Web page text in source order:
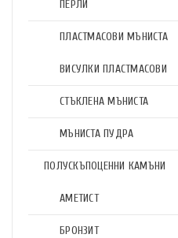
ПЕРЛИ
ПЛАСТМАСОВИ МЪНИСТА
ВИСУЛКИ ПЛАСТМАСОВИ
СТЪКЛЕНА МЪНИСТА
МЪНИСТА ПУДРА
ПОЛУСКЪПОЦЕННИ КАМЪНИ
АМЕТИСТ
БРОНЗИТ